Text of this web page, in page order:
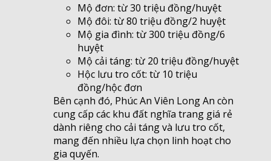
Mộ đơn: từ 30 triệu đồng/huyệt
Mộ đôi: từ 80 triệu đồng/2 huyệt
Mộ gia đình: từ 300 triệu đồng/6
huyệt
Mộ cải táng: từ 20 triệu đồng/huyệt
Hộc lưu tro cốt: từ 10 triệu
đồng/hộc đơn
Bên cạnh đó, Phúc An Viên Long An còn
cung cấp các khu đất nghĩa trang giá rẻ
dành riêng cho cải táng và lưu tro cốt,
mang đến nhiều lựa chọn linh hoạt cho
gia quyến.